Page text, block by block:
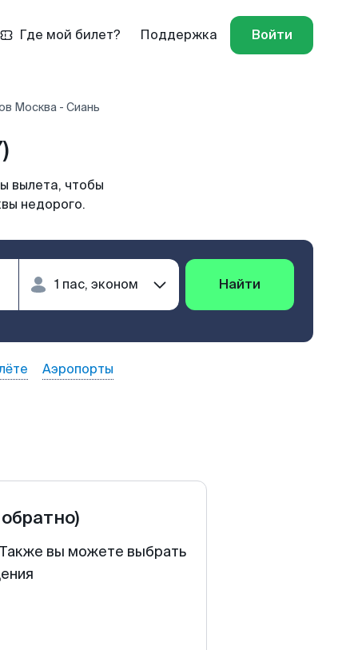
Где мой билет? Поддержка Войти
Москва - Сиань
вылета, чтобы
недорого.
Найти
Аэропорты
вы можете выбрать